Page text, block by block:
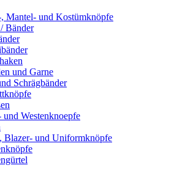
Mantel- und Kostümknöpfe
Bänder
und Garne
Schrägbänder
und Westenknoepfe
Blazer- und Uniformknöpfe